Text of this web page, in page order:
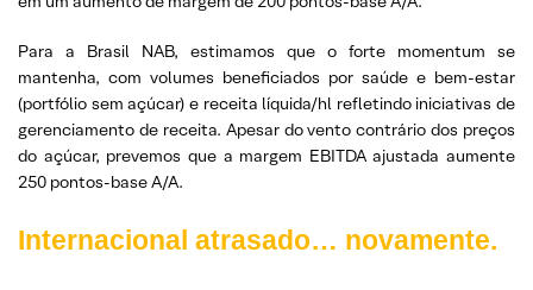
Para a Brasil NAB, estimamos que o forte momentum se
mantenha, com volumes beneficiados por saúde e bem-estar
(portfólio sem açúcar) e receita líquida/hl refletindo iniciativas de
gerenciamento de receita. Apesar do vento contrário dos preços
do açúcar, prevemos que a margem EBITDA ajustada aumente
250 pontos-base A/A.
Internacional atrasado… novamente.